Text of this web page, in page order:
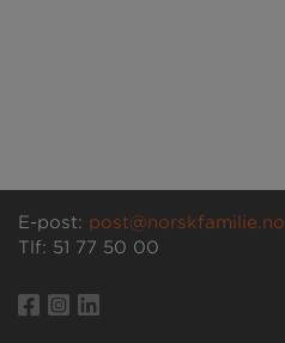
E-post: post@norskfamilie.no
Tlf: 51 77 50 00